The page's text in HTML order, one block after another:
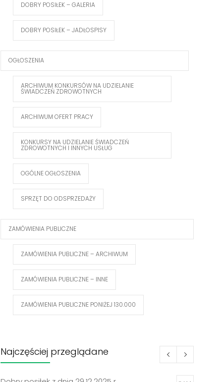
DOBRY POSIŁEK – GALERIA
DOBRY POSIŁEK – JADŁOSPISY
OGŁOSZENIA
ARCHIWUM KONKURSÓW NA UDZIELANIE
ŚWIADCZEŃ ZDROWOTNYCH
ARCHIWUM OFERT PRACY
KONKURSY NA UDZIELANIE ŚWIADCZEŃ
ZDROWOTNYCH I INNYCH USŁUG
OGÓLNE OGŁOSZENIA
SPRZĘT DO ODSPRZEDAŻY
ZAMÓWIENIA PUBLICZNE
ZAMÓWIENIA PUBLICZNE – ARCHIWUM
ZAMÓWIENIA PUBLICZNE – INNE
ZAMÓWIENIA PUBLICZNE PONIŻEJ 130.000
Najczęściej przeglądane